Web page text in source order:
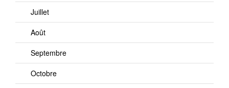
Juillet
Août
Septembre
Octobre